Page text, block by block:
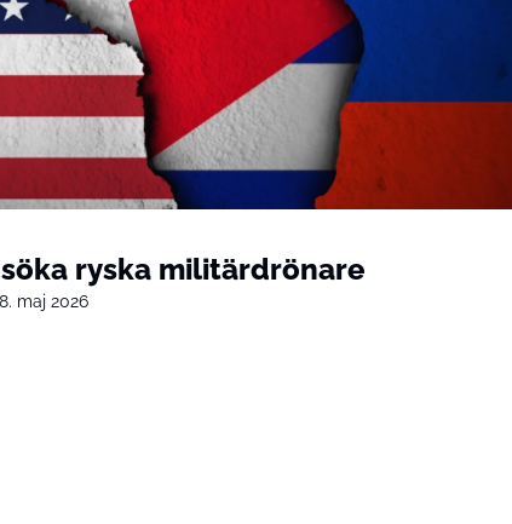
ryska militärdrönare
maj 2026